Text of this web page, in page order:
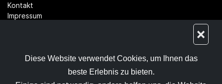
Diese Website verwendet Cookies, um Ihnen das
beste Erlebnis zu bieten.
❌
Kontakt
Impressum
Cookie-Einstellungen
Benutzernavigation